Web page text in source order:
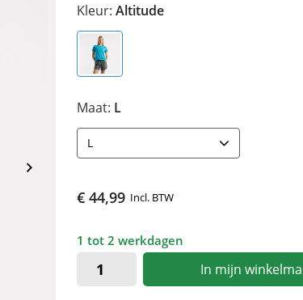
Kleur: Altitude
Maat: L
L
€ 44,99 Incl. BTW
1 tot 2 werkdagen
In mijn